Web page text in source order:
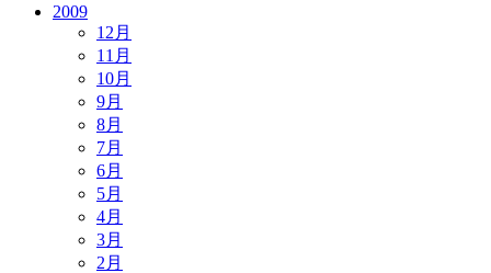
2009
12月
11月
10月
9月
8月
7月
6月
5月
4月
3月
2月